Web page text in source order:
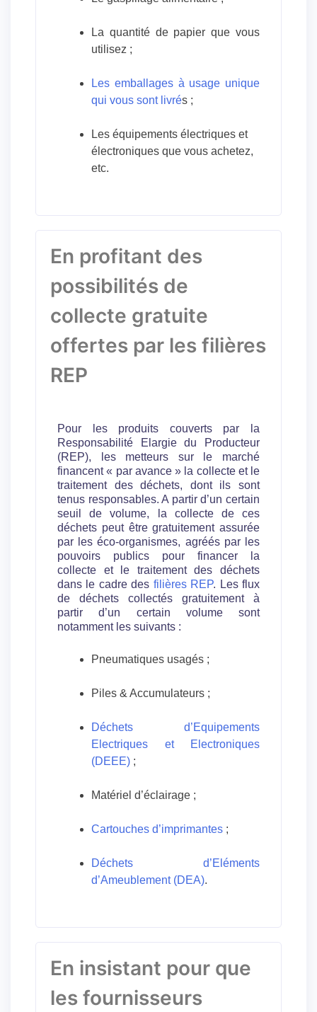
La quantité de papier que vous
utilisez ;
Les emballages à usage unique
qui vous sont livrés ;
Les équipements électriques et
électroniques que vous achetez,
etc.
En profitant des
possibilités de
collecte gratuite
offertes par les filières
REP
Pour les produits couverts par la
Responsabilité Elargie du Producteur
(REP), les metteurs sur le marché
financent « par avance » la collecte et le
traitement des déchets, dont ils sont
tenus responsables. A partir d’un certain
seuil de volume, la collecte de ces
déchets peut être gratuitement assurée
par les éco-organismes, agréés par les
pouvoirs publics pour financer la
collecte et le traitement des déchets
dans le cadre des filières REP. Les flux
de déchets collectés gratuitement à
partir d’un certain volume sont
notamment les suivants :
Pneumatiques usagés ;
Piles & Accumulateurs ;
Déchets d’Equipements
Electriques et Electroniques
(DEEE) ;
Matériel d’éclairage ;
Cartouches d’imprimantes ;
Déchets d’Eléments
d’Ameublement (DEA).
En insistant pour que
les fournisseurs